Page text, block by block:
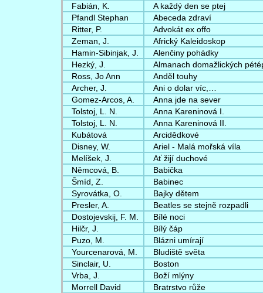
Fabián, K.
A každý den se ptej
Pfandl Stephan
Abeceda zdraví
Ritter, P.
Advokát ex offo
Zeman, J.
Africký Kaleidoskop
Hamin-Sibinjak, J.
Alenčiny pohádky
Hezký, J.
Almanach domažlických
Ross, Jo Ann
Anděl touhy
Archer, J.
Ani o dolar víc,…
Gomez-Arcos, A.
Anna jde na sever
Tolstoj, L. N.
Anna Kareninová I.
Tolstoj, L. N.
Anna Kareninová II.
Kubátová
Arcidědkové
Disney, W.
Ariel - Malá mořská víla
Melíšek, J.
Ať žijí duchové
Němcová, B.
Babička
Šmíd, Z.
Babinec
Syrovátka, O.
Bajky dětem
Presler, A.
Beatles se stejně rozpadli
Dostojevskij, F. M.
Bílé noci
Hilčr, J.
Bílý čáp
Puzo, M.
Blázni umírají
Yourcenarová, M.
Bludiště světa
Sinclair, U.
Boston
Vrba, J.
Boží mlýny
Morrell David
Bratrstvo růže